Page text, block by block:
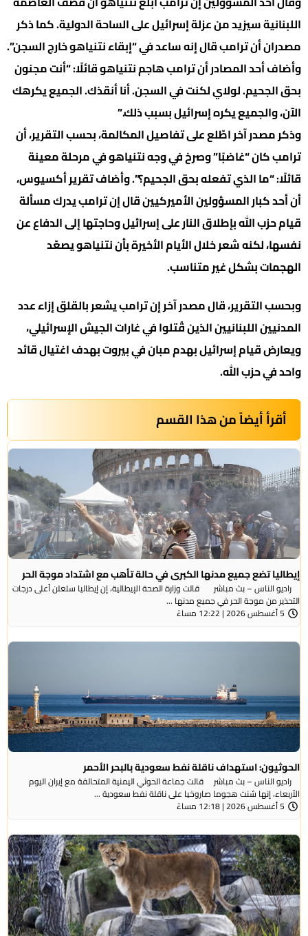
اللبنانية سيزيد من عزلة إسرائيل على الساحة الدولية. كما ذكر
مصدران أن ترامب قال إنه ساعد في “إبقاء نتنياهو خارج السجن”.
وأضاف أحد المصادر أن ترامب هاجم نتنياهو قائلًا: “أنت مجنون
بحق الجحيم. لولاي لكنت في السجن. أنا أنقذك. الجميع يكرهك
الآن، والجميع يكره إسرائيل بسبب ذلك.”
وذكر مصدر آخر اطّلع على تفاصيل المكالمة، بحسب التقرير، أن
ترامب كان “غاضبًا” وصرخ في وجه نتنياهو في مرحلة معينة
قائلًا: “ما الذي تفعله بحق الجحيم؟”. وأضاف تقرير أكسيوس،
أن أحد كبار المسؤولين الأميركيين قال إن ترامب يدرك مسألة
قيام حزب الله بإطلاق النار على إسرائيل وحاجتها إلى الدفاع عن
نفسها، لكنه شعر خلال الأيام الأخيرة بأن نتنياهو يصعّد
الهجمات بشكل غير متناسب.
وبحسب التقرير، قال مصدر آخر إن ترامب يشعر بالقلق إزاء عدد
المدنيين اللبنانيين الذين قُتلوا في غارات الجيش الإسرائيلي،
ويعارض قيام إسرائيل بهدم مبان في بيروت بهدف اغتيال قائد
واحد في حزب الله.
أقرأ أيضاً من هذا القسم
إيطاليا تضع جميع مدنها الكبرى في حالة تأهب مع اشتداد موجة الحر
راديو الناس – بث مباشر قالت وزارة الصحة الإيطالية، إن إيطاليا ستعلن أعلى درجات
التحذير من موجة ​الحر في جميع مدنها ...
5 أغسطس 2026 | 12:22 مساءً
الحوثيون: استهداف ناقلة نفط سعودية بالبحر الأحمر
راديو الناس – بث مباشر قالت جماعة الحوثي ​اليمنية المتحالفة ​مع إيران اليوم
الأربعاء، ⁠إنها شنت ​هجوما صاروخيا على ​ناقلة نفط سعودية ...
5 أغسطس 2026 | 12:18 مساءً